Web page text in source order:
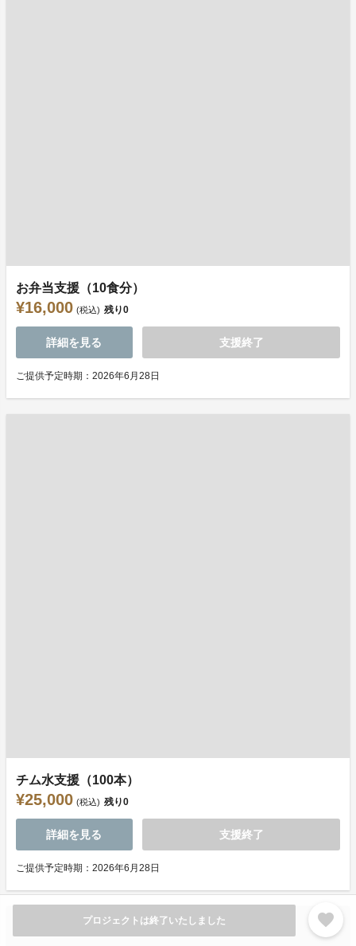
プロジェクトは終了いたしました favorite
お弁当支援（10食分）
¥16,000 (税込) 残り0
詳細を見る 支援終了
ご提供予定時期：2026年6月28日
チム水支援（100本）
¥25,000 (税込) 残り0
詳細を見る 支援終了
ご提供予定時期：2026年6月28日